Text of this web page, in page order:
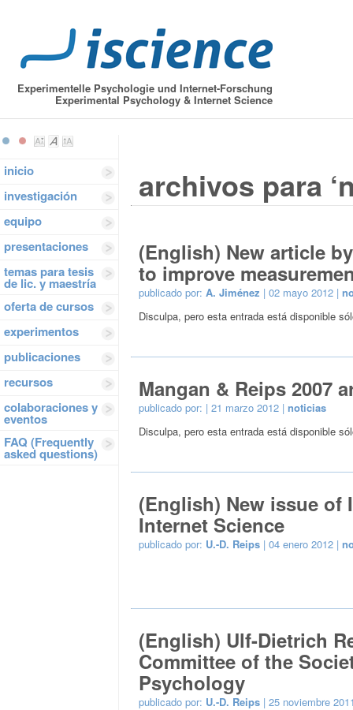
Experimentelle Psychologie und Internet-Forschung
Experimental Psychology & Internet Science
inicio
investigación
equipo
presentaciones
temas para tesis
de lic. y maestría
oferta de cursos
experimentos
publicaciones
recursos
colaboraciones y
eventos
FAQ (Frequently
asked questions)
archivos para
(English) New article
to improve
publicado por: A. Jiménez | 02 mayo 2012 |
Disculpa, pero esta entrada está disponible
Mangan & Reips 2007
publicado por: | 21 marzo 2012 | noticias
Disculpa, pero esta entrada está disponible
(English) New issue
Internet Science
publicado por: U.-D. Reips | 04 enero 2012 |
(English) Ulf-Dietrich
Committee of the
Psychology
publicado por: U.-D. Reips | 25 noviembre